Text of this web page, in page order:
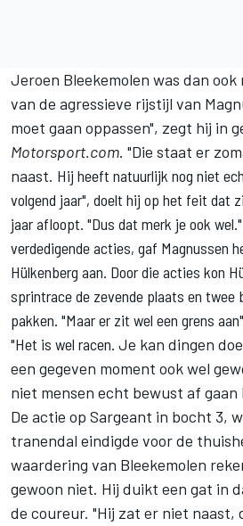
Jeroen Bleekemolen was dan
van de agressieve rijstijl van
moet gaan oppassen", zegt hij in
Motorsport.com. "Die staat er
naast. Hij heeft natuurlijk nog niet
volgend jaar", doelt hij op het feit dat
jaar afloopt. "Dus dat merk je ook
verdedigende acties, gaf Magnussen
Hülkenberg aan. Door die acties kon
sprintrace de zevende plaats en twee
pakken. "Maar er zit wel een grens
"Het is wel racen. Je kan dingen
een gegeven moment ook wel
niet mensen echt bewust af gaan
De actie op Sargeant in bocht 3,
tranendal eindigde voor de
waardering van Bleekemolen
gewoon niet. Hij duikt een gat in
de coureur. "Hij zat er niet naast,